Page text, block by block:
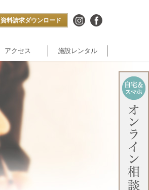
資料請求ダウンロード
アクセス 施設レンタル